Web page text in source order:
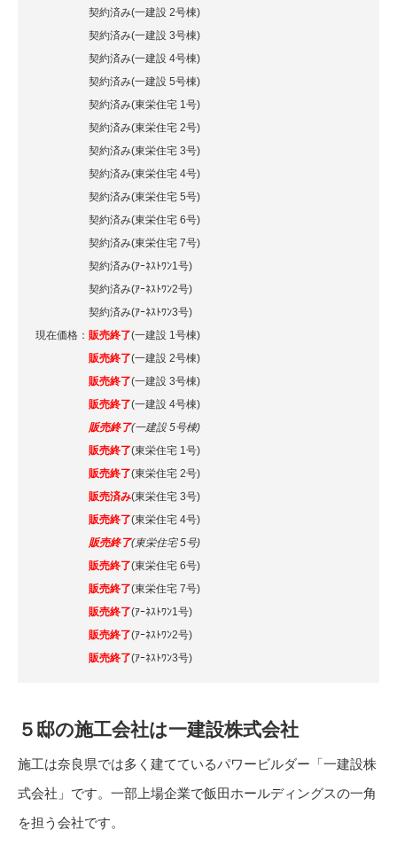
契約済み(一建設 2号棟)
契約済み(一建設 3号棟)
契約済み(一建設 4号棟)
契約済み(一建設 5号棟)
契約済み(東栄住宅 1号)
契約済み(東栄住宅 2号)
契約済み(東栄住宅 3号)
契約済み(東栄住宅 4号)
契約済み(東栄住宅 5号)
契約済み(東栄住宅 6号)
契約済み(東栄住宅 7号)
契約済み(ｱｰﾈｽﾄﾜﾝ1号)
契約済み(ｱｰﾈｽﾄﾜﾝ2号)
契約済み(ｱｰﾈｽﾄﾜﾝ3号)
現在価格： 販売終了(一建設 1号棟)
販売終了(一建設 2号棟)
販売終了(一建設 3号棟)
販売終了(一建設 4号棟)
販売終了(一建設 5号棟)
販売終了(東栄住宅 1号)
販売終了(東栄住宅 2号)
販売済み(東栄住宅 3号)
販売終了(東栄住宅 4号)
販売終了(東栄住宅 5号)
販売終了(東栄住宅 6号)
販売終了(東栄住宅 7号)
販売終了(ｱｰﾈｽﾄﾜﾝ1号)
販売終了(ｱｰﾈｽﾄﾜﾝ2号)
販売終了(ｱｰﾈｽﾄﾜﾝ3号)
５邸の施工会社は一建設株式会社
施工は奈良県では多く建てているパワービルダー「一建設株
式会社」です。一部上場企業で飯田ホールディングスの一角
を担う会社です。